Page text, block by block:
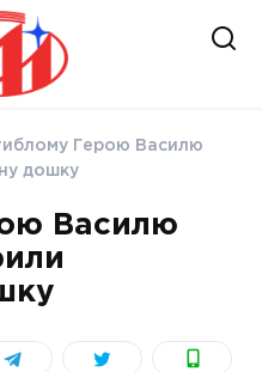
Герою Василю
дошку
Василю